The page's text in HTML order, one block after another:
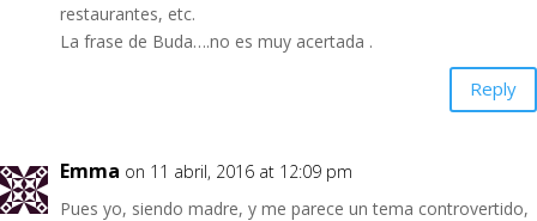
restaurantes, etc.
La frase de Buda….no es muy acertada .
Reply
Emma on 11 abril, 2016 at 12:09 pm
Pues yo, siendo madre, y me parece un tema controvertido,